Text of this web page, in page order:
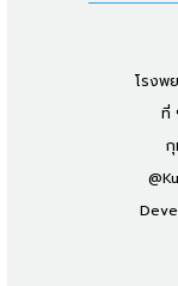
โรงพ
ที่